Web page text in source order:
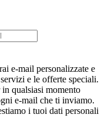
e-mail personalizzate e
e le offerte speciali.
qualsiasi momento
e-mail che ti inviamo.
i tuoi dati personali